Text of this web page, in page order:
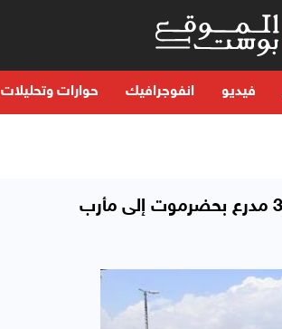
فيديو انفوجرافيك حوارات وتحليلات